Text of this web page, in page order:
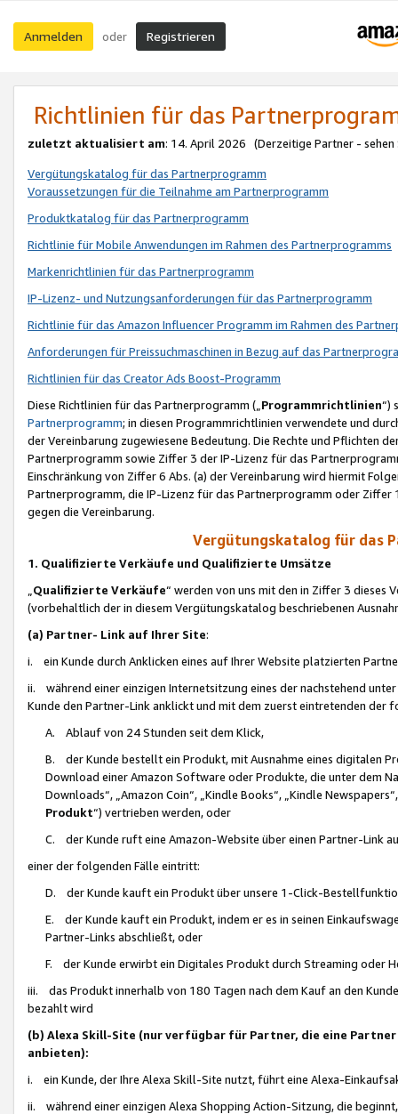
Anmelden oder Registrieren
Richtlinien für das
zuletzt aktualisiert am: 14. April 2026 (Derzeitige Partner - sehen
Vergütungskatalog für das Partnerprogramm
Voraussetzungen für die Teilnahme am Partnerprogramm
Produktkatalog für das Partnerprogramm
Richtlinie für Mobile Anwendungen im Rahmen des Partnerprogramms
Markenrichtlinien für das Partnerprogramm
IP-Lizenz- und Nutzungsanforderungen für das Partnerprogramm
Richtlinie für das Amazon Influencer Programm im Rahmen des
Anforderungen für Preissuchmaschinen in Bezug auf das
Richtlinien für das Creator Ads Boost-Programm
Diese Richtlinien für das Partnerprogramm („Programmrichtlinien“)
Partnerprogramm; in diesen Programmrichtlinien verwendete und
der Vereinbarung zugewiesene Bedeutung. Die Rechte und Pflichten
Partnerprogramm sowie Ziffer 3 der IP-Lizenz für das
Einschränkung von Ziffer 6 Abs. (a) der Vereinbarung wird hiermit
Partnerprogramm, die IP-Lizenz für das Partnerprogramm oder
gegen die Vereinbarung.
Vergütungskatalog für das
1. Qualifizierte Verkäufe und Qualifizierte Umsätze
Qualifizierte Verkäufe“ werden von uns mit den in Ziffer 3
(vorbehaltlich der in diesem Vergütungskatalog beschriebenen
(a) Partner- Link auf Ihrer Site:
i. ein Kunde durch Anklicken eines auf Ihrer Website platzierten
ii. während einer einzigen Internetsitzung eines der nachstehend
Kunde den Partner-Link anklickt und mit dem zuerst eintretenden der
A. Ablauf von 24 Stunden seit dem Klick,
B. der Kunde bestellt ein Produkt, mit Ausnahme eines digitalen
Download einer Amazon Software oder Produkte, die unter dem
Downloads“, „Amazon Coin“, „Kindle Books“, „Kindle
Produkt“) vertrieben werden, oder
C. der Kunde ruft eine Amazon-Website über einen Partner-Link
einer der folgenden Fälle eintritt:
D. der Kunde kauft ein Produkt über unsere 1-Click-
E. der Kunde kauft ein Produkt, indem er es in seinen
Partner-Links abschließt, oder
F. der Kunde erwirbt ein Digitales Produkt durch Streaming oder
iii. das Produkt innerhalb von 180 Tagen nach dem Kauf an den
bezahlt wird
(b) Alexa Skill-Site (nur verfügbar für Partner, die eine
anbieten):
i. ein Kunde, der Ihre Alexa Skill-Site nutzt, führt eine Alexa-
ii. während einer einzigen Alexa Shopping Action-Sitzung, die